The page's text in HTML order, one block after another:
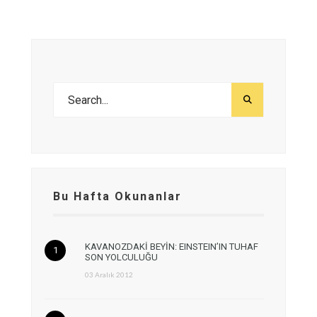
Bu Hafta Okunanlar
KAVANOZDAKİ BEYİN: EINSTEIN’IN TUHAF
SON YOLCULUĞU
03 Aralık 2012